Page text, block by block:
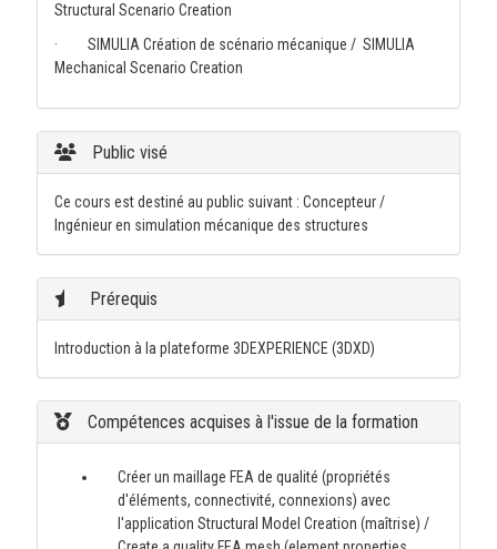
Structural Scenario Creation
· SIMULIA Création de scénario mécanique / SIMULIA
Mechanical Scenario Creation
Public visé
Ce cours est destiné au public suivant : Concepteur /
Ingénieur en simulation mécanique des structures
Prérequis
Introduction à la plateforme 3DEXPERIENCE (3DXD)
Compétences acquises à l'issue de la formation
Créer un maillage FEA de qualité (propriétés
d'éléments, connectivité, connexions) avec
l'application Structural Model Creation (maîtrise) /